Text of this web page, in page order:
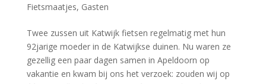
Fietsmaatjes, Gasten
Twee zussen uit Katwijk fietsen regelmatig met hun
92jarige moeder in de Katwijkse duinen. Nu waren ze
gezellig een paar dagen samen in Apeldoorn op
vakantie en kwam bij ons het verzoek: zouden wij op